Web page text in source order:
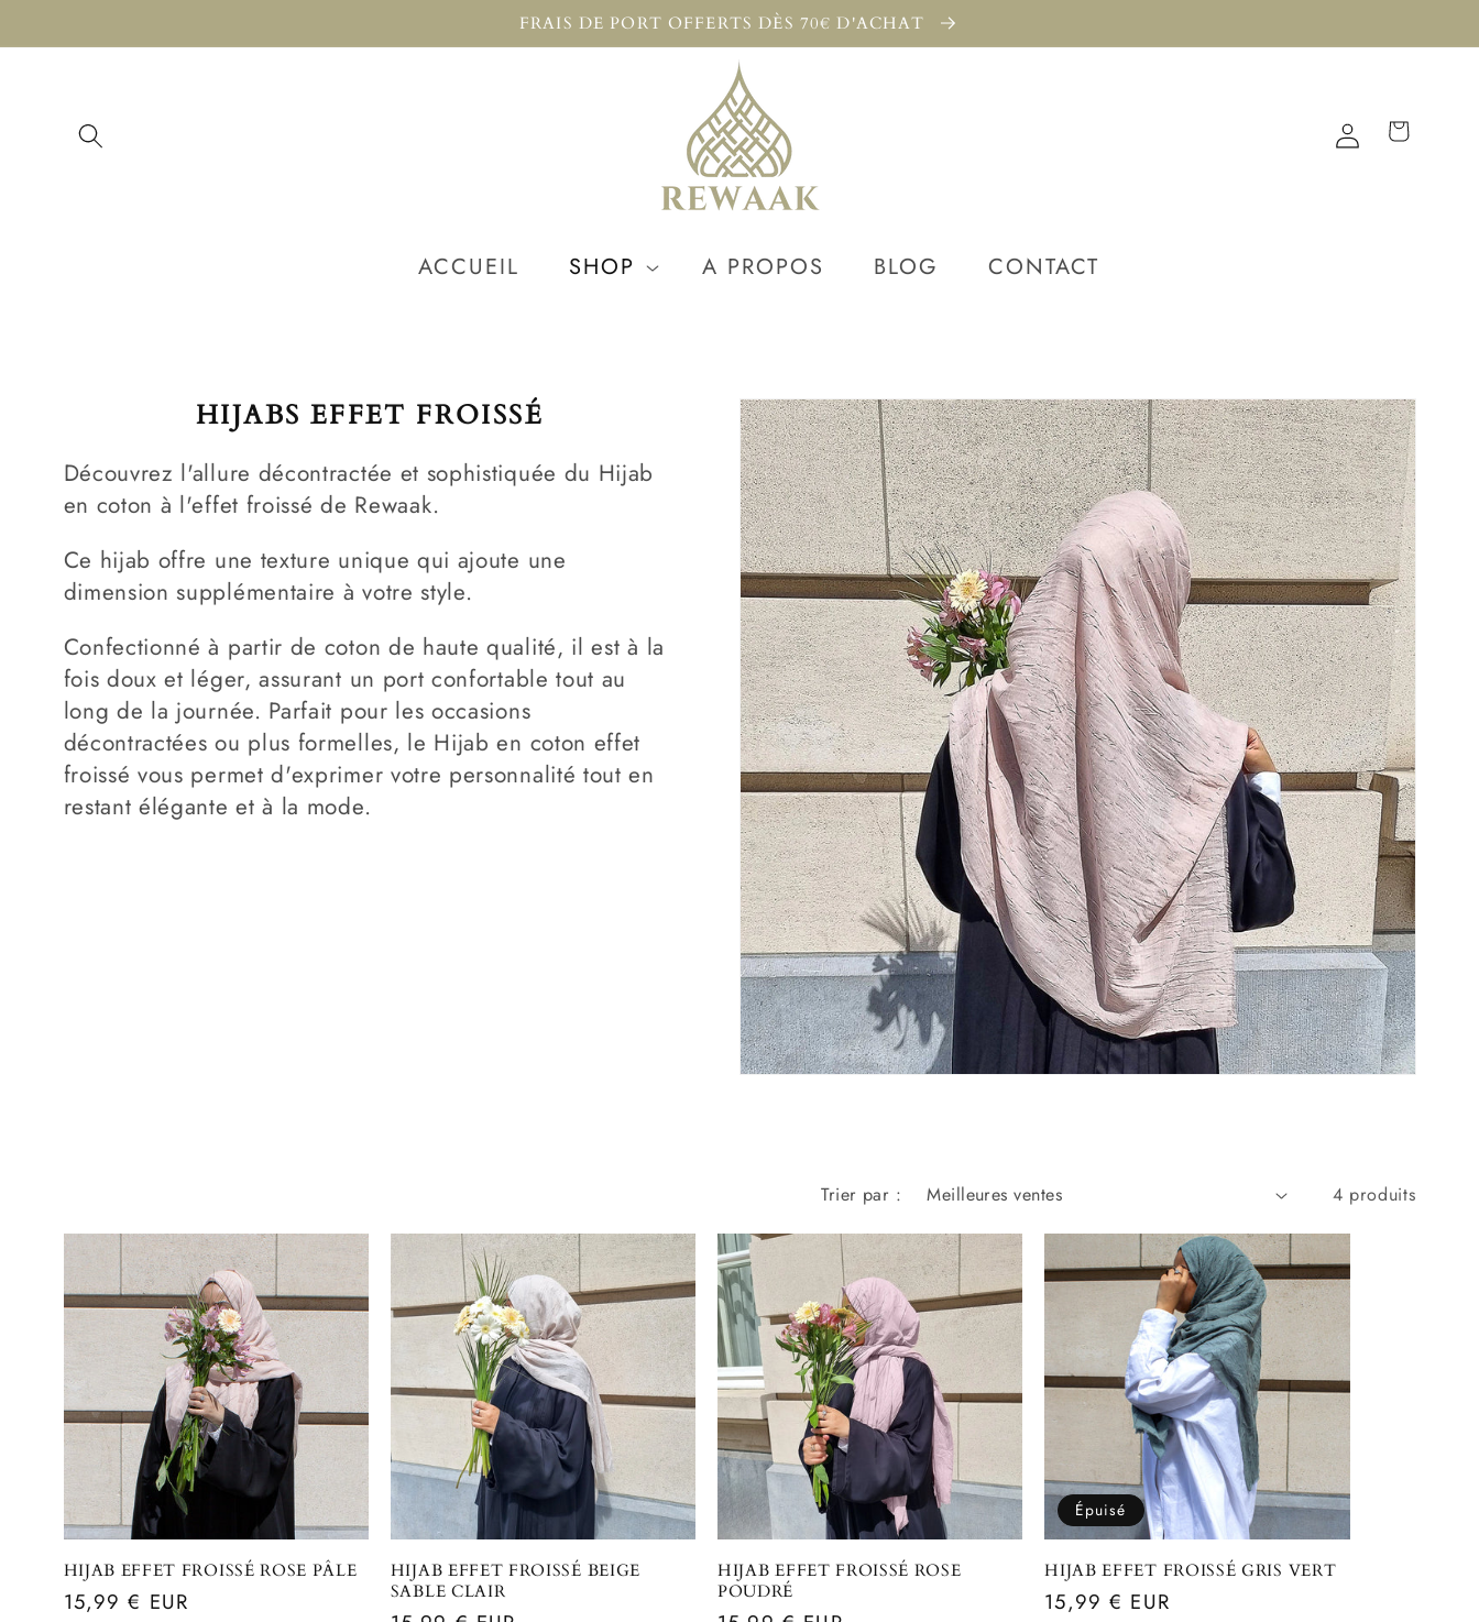
au
FRAIS DE PORT OFFERTS DÈS 70€ D'ACHAT
ACCUEIL SHOP A PROPOS BLOG CONTACT
ConnexionPanier
C
L
L
E
C
I
O
N
:
HIJABS EFFET FROISSÉ
Découvrez l'allure décontractée et sophistiquée du Hijab
en coton à l'effet froissé de Rewaak.
Ce hijab offre une texture unique qui ajoute une
dimension supplémentaire à votre style.
Confectionné à partir de coton de haute qualité, il est à la
fois doux et léger, assurant un port confortable tout au
long de la journée. Parfait pour les occasions
décontractées ou plus formelles, le Hijab en coton effet
froissé vous permet d'exprimer votre personnalité tout en
restant élégante et à la mode.
Trier par : 4 produits
HIJAB EFFET FROISSÉ ROSE PÂLE
Prix
15,99 € EUR
HIJAB EFFET FROISSÉ BEIGE
SABLE CLAIR
HIJAB EFFET FROISSÉ ROSE
POUDRÉ
Épuisé
HIJAB EFFET FROISSÉ GRIS VERT
Prix
15,99 € EUR